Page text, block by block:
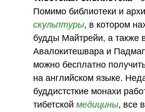
Помимо библиотеки и
скульптуры, в котором
будды Майтрейи, а также
Авалокитешвара и
можно бесплатно
на английском языке.
буддистсткие монахи
тибетскоймедицины, все